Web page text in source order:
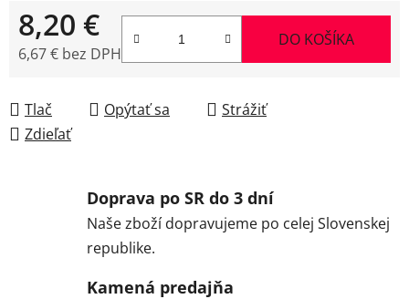
8,20 €
6,67 € bez DPH
DO KOŠÍKA
Tlač Opýtať sa
Strážiť
Zdieľať
Doprava po SR do 3 dní
Naše zboží dopravujeme po celej Slovenskej
republike.
Kamená predajňa